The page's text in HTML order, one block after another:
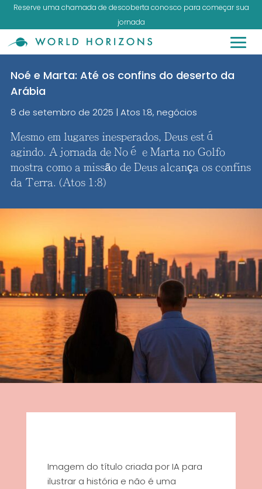
Reserve uma chamada de descoberta conosco para começar sua
jornada
Noé e Marta: Até os confins do deserto da
Arábia
8 de setembro de 2025 | Atos 1:8, negócios
Mesmo em lugares inesperados, Deus está
agindo. A jornada de Noé e Marta no Golfo
mostra como a missão de Deus alcança os confins
da Terra. (Atos 1:8)
Imagem do título criada por IA para
ilustrar a história e não é uma